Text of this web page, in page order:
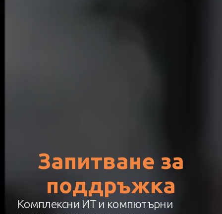
Запитване за
поддръжка
Комплексни ИТ и компютърни